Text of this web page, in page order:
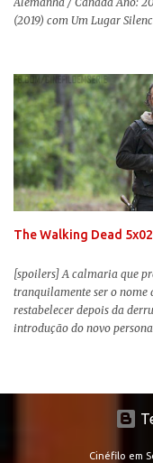
(2019) com Um Lugar
reproduzir alguns
(The Office). Aqui os
Terra que estavam presos
libertando-os pelo mundo.
uma pequena vantagem em
viver em silêncio pelo fato
amam filmes com
como entretenimento
The Walking Dead
[spoilers] A calmaria que
tranquilamente ser o nome
restabelecer depois da
introdução do novo
Cinéfilo em